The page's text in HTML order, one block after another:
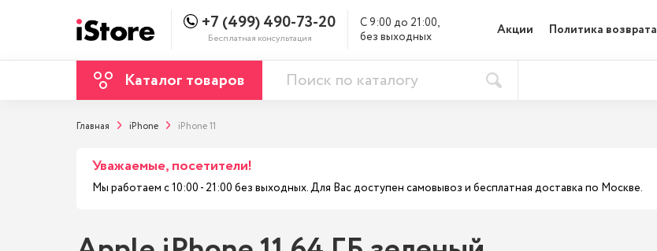
+7 (499) 490-73-20
Бесплатная консультация
С 9:00 до 21:00,
без выходных
Акции Политика возврата
Каталог товаров
Главная iPhone iPhone 11
Уважаемые, посетители!
Мы работаем с 10:00 - 21:00 без выходных. Для Вас доступен самовывоз и бесплатная доставка по Москве.